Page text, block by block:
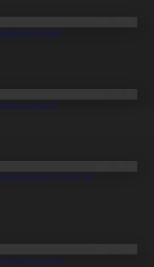
тарих
болған
облыстың 90
кепілі